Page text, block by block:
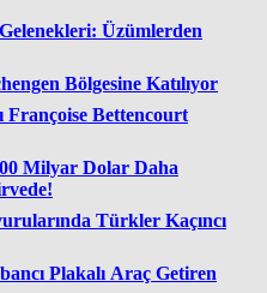
Üzümlerden
Bölgesine Katılıyor
Françoise Bettencourt
Milyar Dolar Daha
Türkler Kaçıncı
Plakalı Araç Getiren